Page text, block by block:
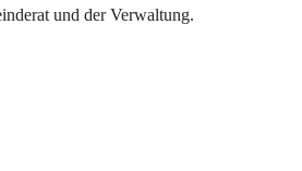
und der Verwaltung.